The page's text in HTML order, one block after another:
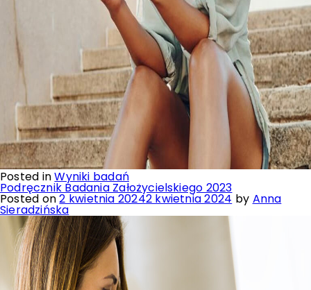
Posted inWyniki badań
Podręcznik Badania Założycielskiego 2023
Posted on2 kwietnia 20242 kwietnia 2024 by Anna
Sieradzińska